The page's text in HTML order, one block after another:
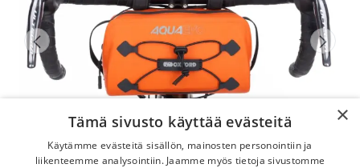
×
Tämä sivusto käyttää evästeitä
Käytämme evästeitä sisällön, mainosten personointiin ja
liikenteemme analysointiin. Jaamme myös tietoja sivustomme